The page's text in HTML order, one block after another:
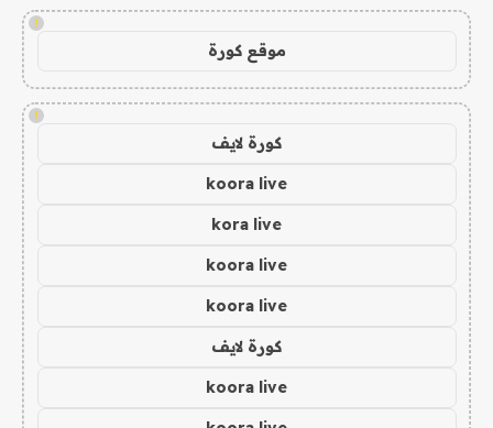
!
موقع كورة
!
كورة لايف
koora live
kora live
koora live
koora live
كورة لايف
koora live